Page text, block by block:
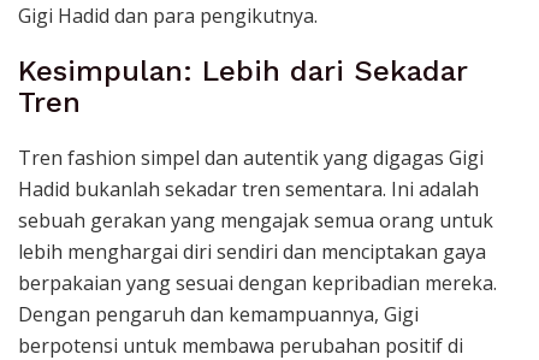
Gigi Hadid dan para pengikutnya.
Kesimpulan: Lebih dari Sekadar
Tren
Tren fashion simpel dan autentik yang digagas Gigi
Hadid bukanlah sekadar tren sementara. Ini adalah
sebuah gerakan yang mengajak semua orang untuk
lebih menghargai diri sendiri dan menciptakan gaya
berpakaian yang sesuai dengan kepribadian mereka.
Dengan pengaruh dan kemampuannya, Gigi
berpotensi untuk membawa perubahan positif di